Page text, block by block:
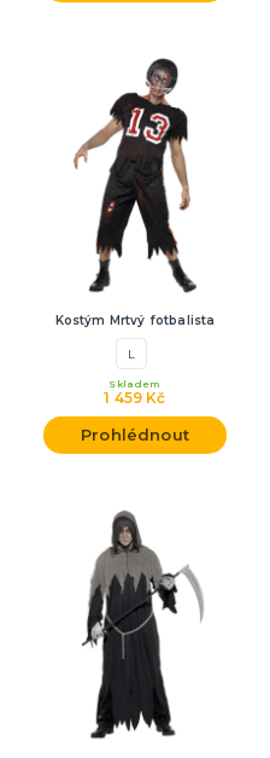
Kostým Mrtvý fotbalista
L
1 459 Kč
Skladem
Prohlédnout